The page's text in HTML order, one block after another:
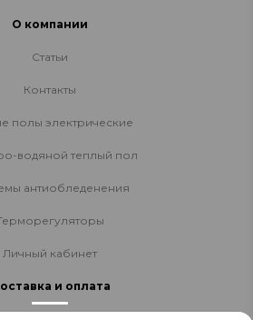
О компании
Статьи
Контакты
полы электрические
водяной теплый пол
антиобледенения
Личный кабинет
и оплата